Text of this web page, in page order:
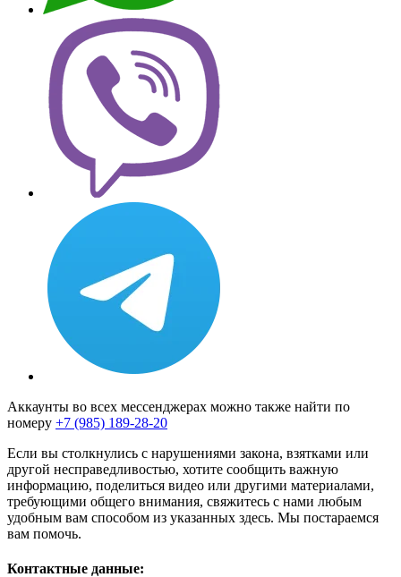
Аккаунты во всех мессенджерах можно также найти по
номеру +7 (985) 189-28-20
Если вы столкнулись с нарушениями закона, взятками или
другой несправедливостью, хотите сообщить важную
информацию, поделиться видео или другими материалами,
требующими общего внимания, свяжитесь с нами любым
удобным вам способом из указанных здесь. Мы постараемся
вам помочь.
Контактные данные: